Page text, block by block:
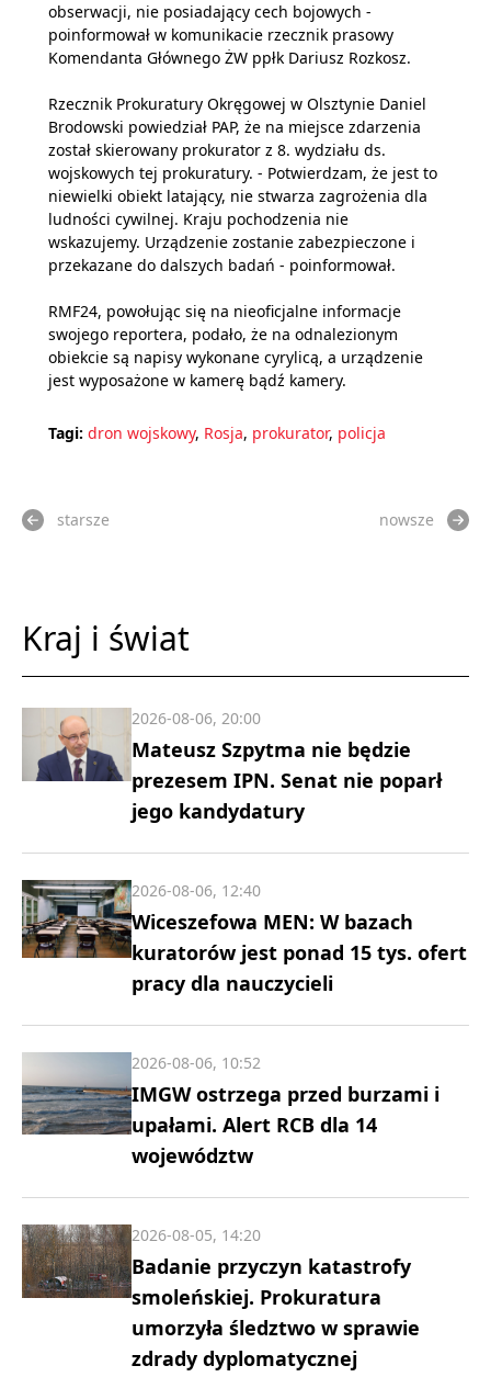
obserwacji, nie posiadający cech bojowych -
poinformował w komunikacie rzecznik prasowy
Komendanta Głównego ŻW ppłk Dariusz Rozkosz.
Rzecznik Prokuratury Okręgowej w Olsztynie Daniel
Brodowski powiedział PAP, że na miejsce zdarzenia
został skierowany prokurator z 8. wydziału ds.
wojskowych tej prokuratury. - Potwierdzam, że jest to
niewielki obiekt latający, nie stwarza zagrożenia dla
ludności cywilnej. Kraju pochodzenia nie
wskazujemy. Urządzenie zostanie zabezpieczone i
przekazane do dalszych badań - poinformował.
RMF24, powołując się na nieoficjalne informacje
swojego reportera, podało, że na odnalezionym
obiekcie są napisy wykonane cyrylicą, a urządzenie
jest wyposażone w kamerę bądź kamery.
Tagi: dron wojskowy, Rosja, prokurator, policja
starsze nowsze
Kraj i świat
Mateusz Szpytma nie będzie
prezesem IPN. Senat nie poparł
jego kandydatury
2026-08-06, 20:00
Wiceszefowa MEN: W bazach
kuratorów jest ponad 15 tys. ofert
pracy dla nauczycieli
2026-08-06, 12:40
IMGW ostrzega przed burzami i
upałami. Alert RCB dla 14
województw
2026-08-06, 10:52
Badanie przyczyn katastrofy
smoleńskiej. Prokuratura
umorzyła śledztwo w sprawie
zdrady dyplomatycznej
2026-08-05, 14:20